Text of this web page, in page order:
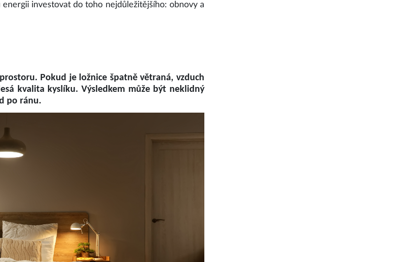
investovat do toho nejdůležitějšího: obnovy a
Pokud je ložnice špatně větraná, vzduch
kvalita kyslíku. Výsledkem může být neklidný
po ránu.